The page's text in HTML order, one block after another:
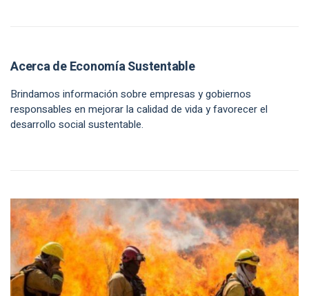
Acerca de Economía Sustentable
Brindamos información sobre empresas y gobiernos
responsables en mejorar la calidad de vida y favorecer el
desarrollo social sustentable.